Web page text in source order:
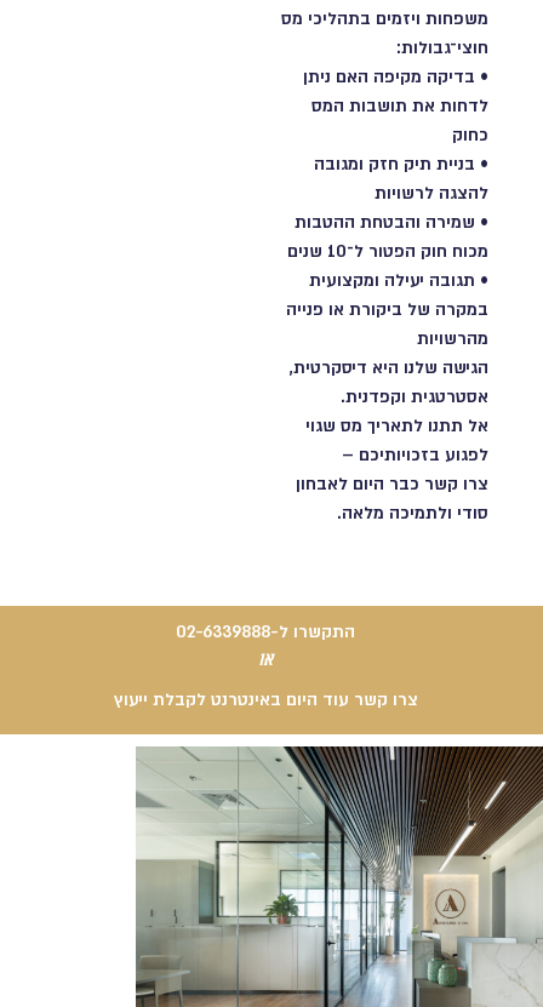
משפחות ויזמים בתהליכי מס
חוצי־גבולות:
•️ בדיקה מקיפה האם ניתן
לדחות את תושבות המס
כחוק
•️ בניית תיק חזק ומגובה
להצגה לרשויות
•️ שמירה והבטחת ההטבות
מכוח חוק הפטור ל־10 שנים
•️ תגובה יעילה ומקצועית
במקרה של ביקורת או פנייה
מהרשויות
הגישה שלנו היא דיסקרטית,
אסטרטגית וקפדנית.
אל תתנו לתאריך מס שגוי
לפגוע בזכויותיכם –
צרו קשר כבר היום לאבחון
סודי ולתמיכה מלאה.
התקשרו ל-02-6339888
או
צרו קשר עוד היום באינטרנט לקבלת ייעוץ